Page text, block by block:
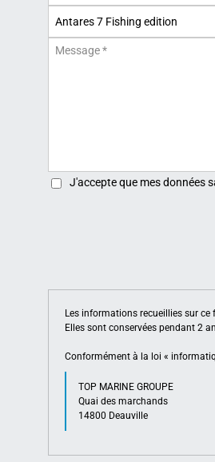
J'accepte que mes données
Les informations recueillies sur
Elles sont conservées pendant 2
Conformément à la loi «
TOP MARINE GROUPE
Quai des marchands
14800 Deauville